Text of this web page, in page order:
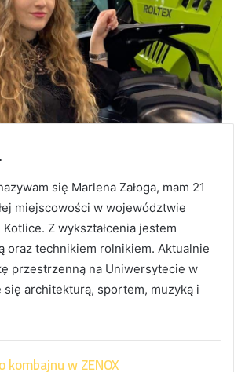
się Marlena Załoga, mam 21
miejscowości w województwie
Z wykształcenia jestem
oraz technikiem rolnikiem. Aktualnie
przestrzenną na Uniwersytecie w
architekturą, sportem, muzyką i
kombajnu w ZENOX